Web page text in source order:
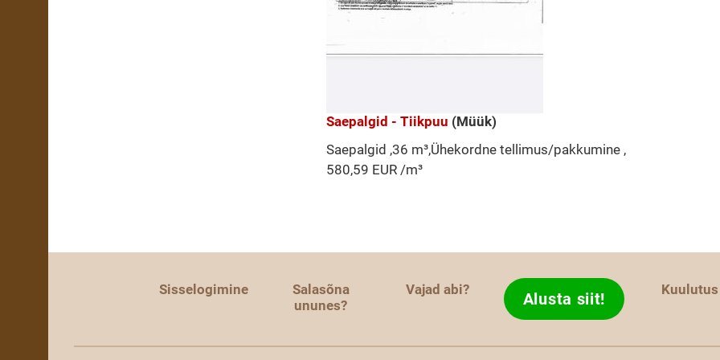
Saepalgid - Tiikpuu (Müük)
Saepalgid ,36 m³,Ühekordne tellimus/pakkumine ,
580,59 EUR /m³
Sisselogimine
Salasõna
ununes?
Vajad abi? Alusta siit! Kuulutus